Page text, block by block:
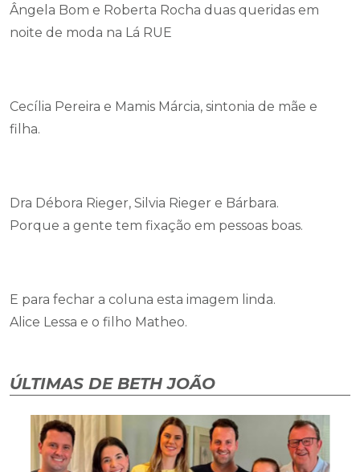
Ângela Bom e Roberta Rocha duas queridas em
noite de moda na Lá RUE
Cecília Pereira e Mamis Márcia, sintonia de mãe e
filha.
Dra Débora Rieger, Silvia Rieger e Bárbara.
Porque a gente tem fixação em pessoas boas.
E para fechar a coluna esta imagem linda.
Alice Lessa e o filho Matheo.
ÚLTIMAS DE BETH JOÃO